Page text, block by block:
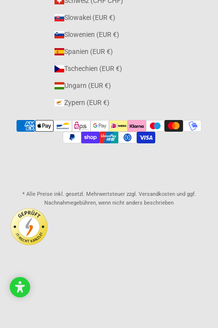
Slowakei (EUR €)
Slowenien (EUR €)
Spanien (EUR €)
Tschechien (EUR €)
Ungarn (EUR €)
Zypern (EUR €)
* Alle Preise inkl. gesetzl. Mehrwertsteuer zzgl. Versandkosten und ggf.
Nachnahmegebühren, wenn nicht anders beschrieben